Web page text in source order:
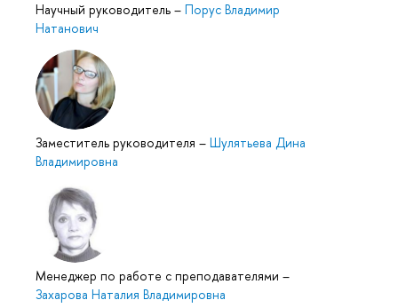
Научный руководитель – Порус Владимир
Натанович
Заместитель руководителя – Шулятьева Дина
Владимировна
Менеджер по работе с преподавателями –
Захарова Наталия Владимировна